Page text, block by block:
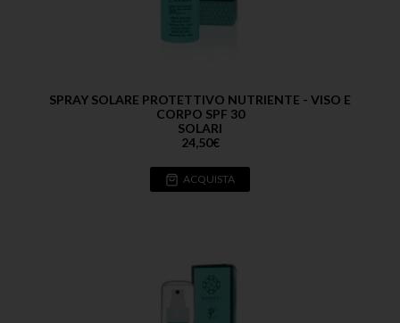
SPRAY SOLARE PROTETTIVO NUTRIENTE - VISO E
CORPO SPF 30
SOLARI
24,50€
ACQUISTA